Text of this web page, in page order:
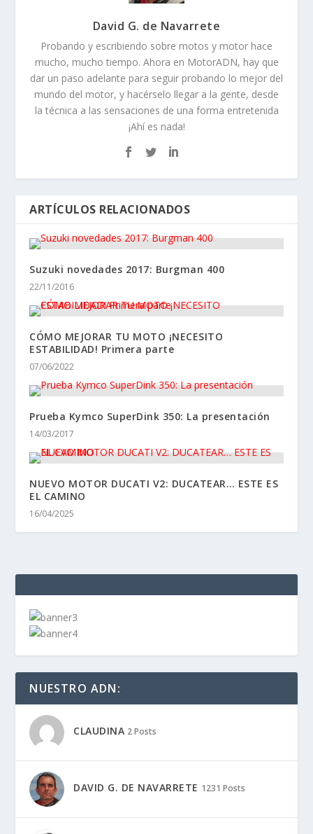
David G. de Navarrete
Probando y escribiendo sobre motos y motor hace
mucho, mucho tiempo. Ahora en MotorADN, hay que
dar un paso adelante para seguir probando lo mejor del
mundo del motor, y hacérselo llegar a la gente, desde
la técnica a las sensaciones de una forma entretenida
¡Ahí es nada!
ARTÍCULOS RELACIONADOS
Suzuki novedades 2017: Burgman 400
22/11/2016
CÓMO MEJORAR TU MOTO ¡NECESITO
ESTABILIDAD! Primera parte
07/06/2022
Prueba Kymco SuperDink 350: La presentación
14/03/2017
NUEVO MOTOR DUCATI V2: DUCATEAR… ESTE ES
EL CAMINO
16/04/2025
NUESTRO ADN:
CLAUDINA 2 Posts
DAVID G. DE NAVARRETE 1231 Posts